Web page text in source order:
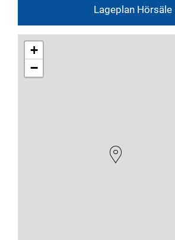
Lageplan Hörsäle
+
−